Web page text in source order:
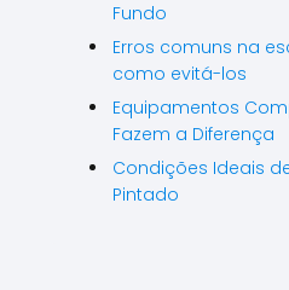
Fundo
Erros comuns na
como evitá-los
Equipamentos
Fazem a Diferença
Condições Ideais
Pintado